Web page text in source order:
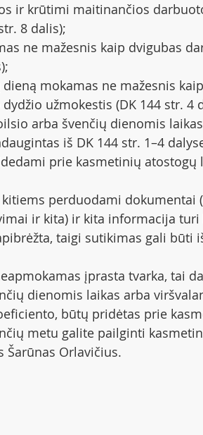
ir krūtimi maitinančios
8 dalis);
ne mažesnis kaip dvigubas
mokamas ne mažesnis
užmokestis (DK 144 str. 4
arba švenčių dienomis
iš DK 144 str. 1–4
prie kasmetinių atostogų
perduodami dokumentai
ir kita) ir kita informacija
taigi sutikimas gali būti
įprasta tvarka, tai
dienomis laikas arba
būtų pridėtas prie
metu galite pailginti
Šarūnas Orlavičius.